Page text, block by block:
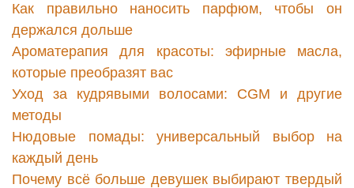
Как правильно наносить парфюм, чтобы он
держался дольше
Ароматерапия для красоты: эфирные масла,
которые преобразят вас
Уход за кудрявыми волосами: CGM и другие
методы
Нюдовые помады: универсальный выбор на
каждый день
Почему всё больше девушек выбирают твердый